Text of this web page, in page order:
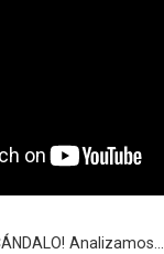
Analizamos...